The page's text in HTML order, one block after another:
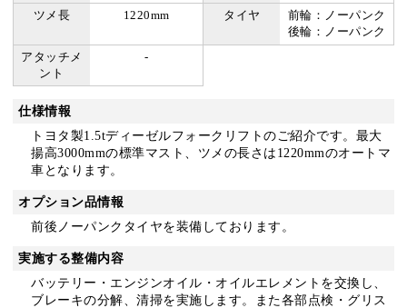
ツメ長 1220mm タイヤ
前輪：ノーパンク
後輪：ノーパンク
アタッチメ
ント
-
仕様情報
トヨタ製1.5tディーゼルフォークリフトのご紹介です。最大
揚高3000mmの標準マスト、ツメの長さは1220mmのオートマ
車となります。
オプション品情報
前後ノーパンクタイヤを装備しております。
実施する整備内容
バッテリー・エンジンオイル・オイルエレメントを交換し、
ブレーキの分解、清掃を実施します。また各部点検・グリス